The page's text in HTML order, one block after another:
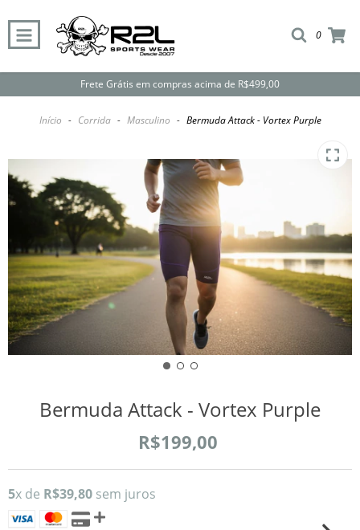
0
Frete Grátis em compras acima de R$499,00
Início - Corrida - Masculino - Bermuda Attack - Vortex Purple
Bermuda Attack - Vortex Purple
R$199,00
5x de R$39,80 sem juros